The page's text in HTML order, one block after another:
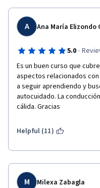
A Ana María Elizondo
5.0 ·
Es un buen curso que
aspectos relacionados
a seguir aprendiendo y
autocuidado. La
cálida. Gracias
Helpful (11)
M Milexa Zabagla